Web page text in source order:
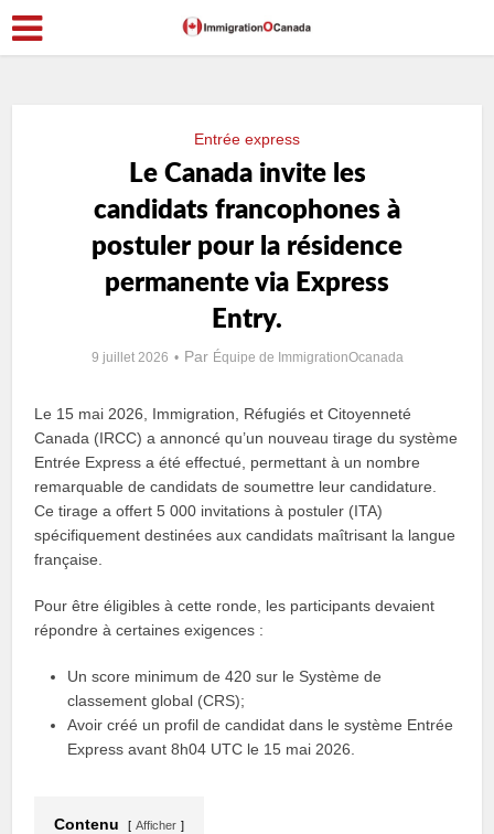
Entrée express
Le Canada invite les
candidats francophones à
postuler pour la résidence
permanente via Express
Entry.
9 juillet 2026 Par Équipe de ImmigrationOcanada
Le 15 mai 2026, Immigration, Réfugiés et Citoyenneté
Canada (IRCC) a annoncé qu’un nouveau tirage du système
Entrée Express a été effectué, permettant à un nombre
remarquable de candidats de soumettre leur candidature.
Ce tirage a offert 5 000 invitations à postuler (ITA)
spécifiquement destinées aux candidats maîtrisant la langue
française.
Pour être éligibles à cette ronde, les participants devaient
répondre à certaines exigences :
Un score minimum de 420 sur le Système de
classement global (CRS);
Avoir créé un profil de candidat dans le système Entrée
Express avant 8h04 UTC le 15 mai 2026.
Contenu Afficher